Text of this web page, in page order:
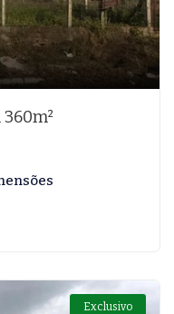
Exclusivo